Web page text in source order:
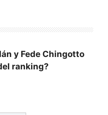
y Fede Chingotto
ranking?